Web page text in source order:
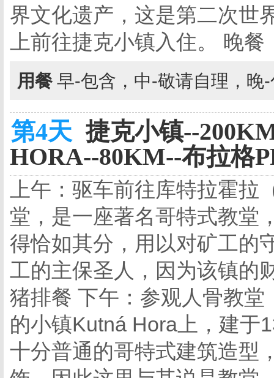
界文化遗产，这是第二次世
上前往捷克小镇入住。 晚
用餐 早-包含，中-敬请自理，晚
第4天 捷克小镇--
HORA--80KM--布拉格
上午：驱车前往库特拉霍
堂，是一座著名哥特式教堂
得恰如其分，用以对矿工的
工的主保圣人，因为该镇的
猪排餐 下午：参观人骨教
的小镇Kutná Hora上，建于
十分普通的哥特式建筑造型